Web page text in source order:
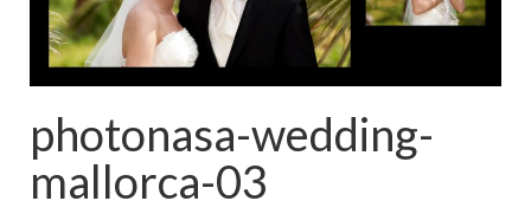
photonasa-wedding-
mallorca-03